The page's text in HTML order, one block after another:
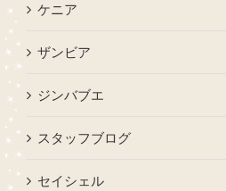
ケニア
ザンビア
ジンバブエ
スタッフブログ
セイシェル